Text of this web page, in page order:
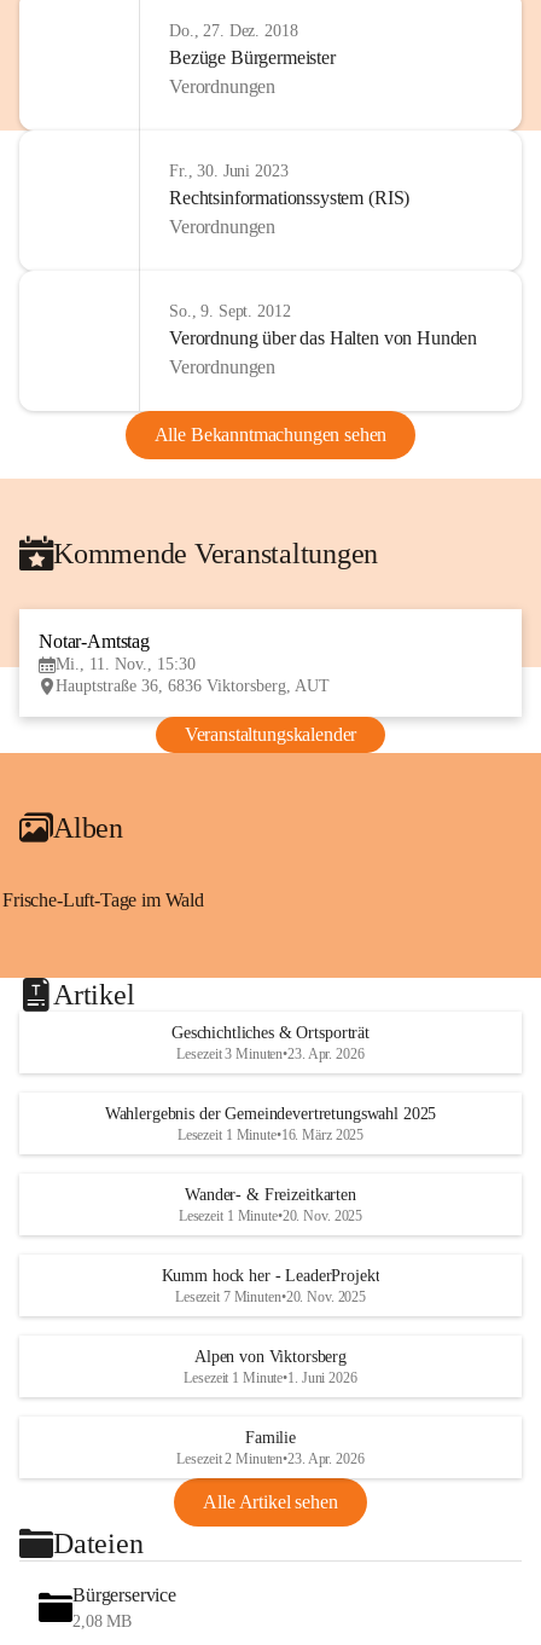
Do., 27. Dez. 2018
Bezüge Bürgermeister
Verordnungen
Fr., 30. Juni 2023
Rechtsinformationssystem (RIS)
Verordnungen
So., 9. Sept. 2012
Verordnung über das Halten von Hunden
Verordnungen
Alle Bekanntmachungen sehen
Kommende Veranstaltungen
Notar-Amtstag
Mi., 11. Nov., 15:30
Hauptstraße 36, 6836 Viktorsberg, AUT
Veranstaltungskalender
Alben
Frische-Luft-Tage im Wald
Artikel
Geschichtliches & Ortsporträt
Lesezeit 3 Minuten•23. Apr. 2026
Wahlergebnis der Gemeindevertretungswahl 2025
Lesezeit 1 Minute•16. März 2025
Wander- & Freizeitkarten
Lesezeit 1 Minute•20. Nov. 2025
Kumm hock her - LeaderProjekt
Lesezeit 7 Minuten•20. Nov. 2025
Alpen von Viktorsberg
Lesezeit 1 Minute•1. Juni 2026
Familie
Lesezeit 2 Minuten•23. Apr. 2026
Alle Artikel sehen
Dateien
Bürgerservice
2,08 MB